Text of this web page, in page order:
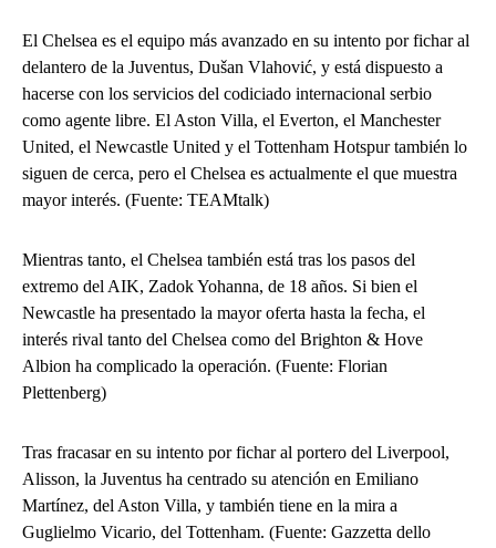
El Chelsea es el equipo más avanzado en su intento por fichar al
delantero de la Juventus, Dušan Vlahović, y está dispuesto a
hacerse con los servicios del codiciado internacional serbio
como agente libre. El Aston Villa, el Everton, el Manchester
United, el Newcastle United y el Tottenham Hotspur también lo
siguen de cerca, pero el Chelsea es actualmente el que muestra
mayor interés. (Fuente: TEAMtalk)
Mientras tanto, el Chelsea también está tras los pasos del
extremo del AIK, Zadok Yohanna, de 18 años. Si bien el
Newcastle ha presentado la mayor oferta hasta la fecha, el
interés rival tanto del Chelsea como del Brighton & Hove
Albion ha complicado la operación. (Fuente: Florian
Plettenberg)
Tras fracasar en su intento por fichar al portero del Liverpool,
Alisson, la Juventus ha centrado su atención en Emiliano
Martínez, del Aston Villa, y también tiene en la mira a
Guglielmo Vicario, del Tottenham. (Fuente: Gazzetta dello